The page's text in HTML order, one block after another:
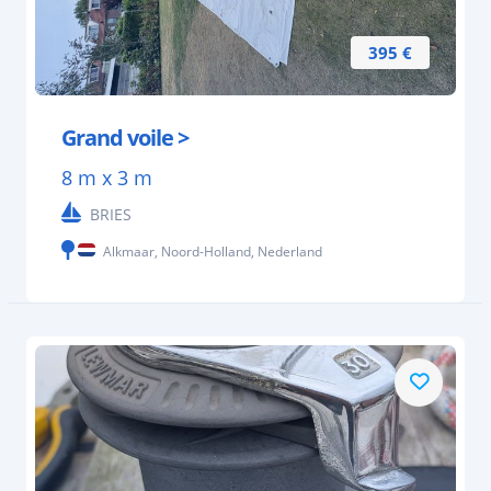
395 €
Grand voile >
8 m x 3 m
BRIES
Alkmaar, Noord-Holland, Nederland